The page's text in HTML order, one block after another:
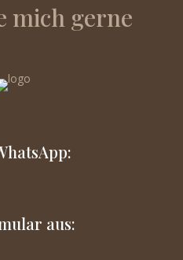
mich gerne
aus: